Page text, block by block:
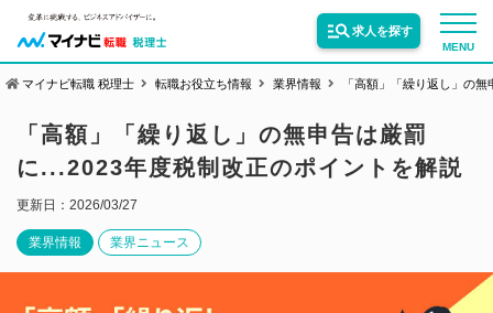
MENU
求人を探す
業界情報
マイナビ転職 税理士 転職お役立ち情報 業界情報 「高額」「繰り返し」の
「高額」「繰り返し」の無申告は厳罰
に...2023年度税制改正のポイントを解説
更新日：2026/03/27
業界情報 業界ニュース